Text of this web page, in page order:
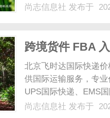
业务。2026年欧美海
尚志信息社 发布于
跨境货件 FBA
诉解封，寄国际
北京飞时达国际快递
供国际运输服务，专
UPS国际快递、EMS
业务。FBA入仓被扣
尚志信息社 发布于